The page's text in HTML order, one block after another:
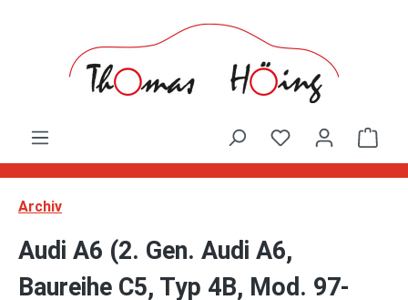
Archiv
Audi A6 (2. Gen. Audi A6,
Baureihe C5, Typ 4B, Mod. 97-